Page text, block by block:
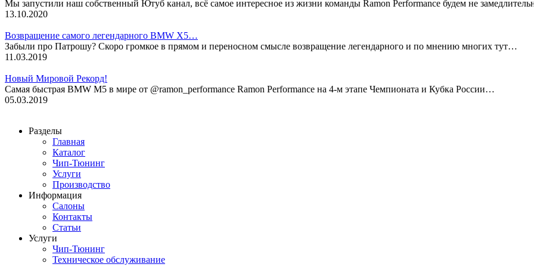
Мы запустили наш собственный Ютуб канал, всё самое интересное из жизни команды Ramon Performance будем не
13.10.2020
Возвращение самого легендарного BMW X5…
Забыли про Патрошу? Скоро громкое в прямом и переносном смысле возвращение легендарного и по мнению многих тут…
11.03.2019
Новый Мировой Рекорд!
Cамая быстрая BMW M5 в мире от @ramon_performance Ramon Performance на 4-м этапе Чемпионата и Кубка России…
05.03.2019
Разделы
Главная
Каталог
Чип-Тюнинг
Услуги
Производство
Информация
Салоны
Контакты
Статьи
Услуги
Чип-Тюнинг
Техническое обслуживание